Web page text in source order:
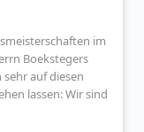
im
Boekstegers
auf diesen
lassen: Wir sind